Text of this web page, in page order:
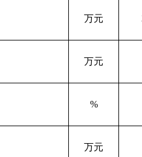
万元
万元
%
万元